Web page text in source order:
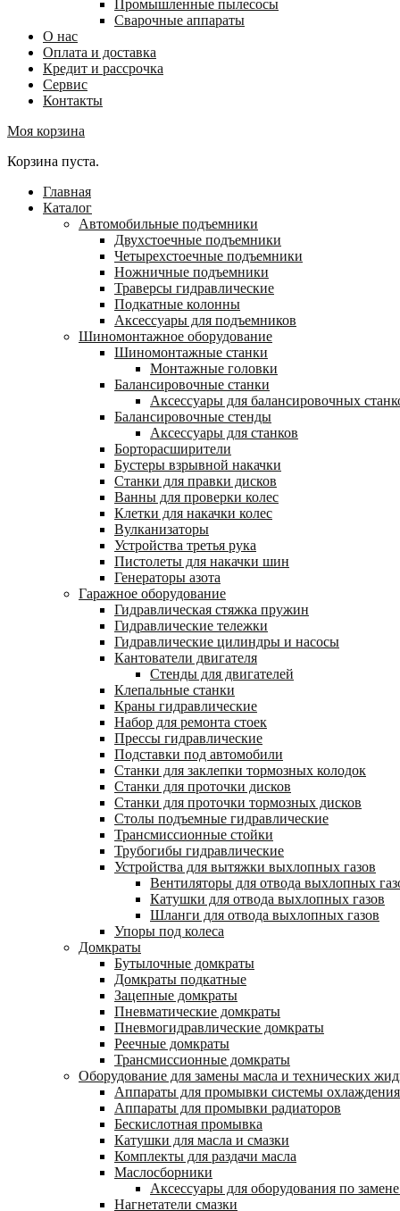
Промышленные пылесосы
Сварочные аппараты
О нас
Оплата и доставка
Кредит и рассрочка
Сервис
Контакты
Моя корзина
Корзина пуста.
Главная
Каталог
Автомобильные подъемники
Двухстоечные подъемники
Четырехстоечные подъемники
Ножничные подъемники
Траверсы гидравлические
Подкатные колонны
Аксессуары для подъемников
Шиномонтажное оборудование
Шиномонтажные станки
Монтажные головки
Балансировочные станки
Аксессуары для балансировочных
Балансировочные стенды
Аксессуары для станков
Борторасширители
Бустеры взрывной накачки
Станки для правки дисков
Ванны для проверки колес
Клетки для накачки колес
Вулканизаторы
Устройства третья рука
Пистолеты для накачки шин
Генераторы азота
Гаражное оборудование
Гидравлическая стяжка пружин
Гидравлические тележки
Гидравлические цилиндры и насосы
Кантователи двигателя
Стенды для двигателей
Клепальные станки
Краны гидравлические
Набор для ремонта стоек
Прессы гидравлические
Подставки под автомобили
Станки для заклепки тормозных колодок
Станки для проточки дисков
Станки для проточки тормозных дисков
Столы подъемные гидравлические
Трансмиссионные стойки
Трубогибы гидравлические
Устройства для вытяжки выхлопных газов
Вентиляторы для отвода выхлопных
Катушки для отвода выхлопных газов
Шланги для отвода выхлопных газов
Упоры под колеса
Домкраты
Бутылочные домкраты
Домкраты подкатные
Зацепные домкраты
Пневматические домкраты
Пневмогидравлические домкраты
Реечные домкраты
Трансмиссионные домкраты
Оборудование для замены масла и технических
Аппараты для промывки системы охлаждения
Аппараты для промывки радиаторов
Бескислотная промывка
Катушки для масла и смазки
Комплекты для раздачи масла
Маслосборники
Аксессуары для оборудования по
Нагнетатели смазки